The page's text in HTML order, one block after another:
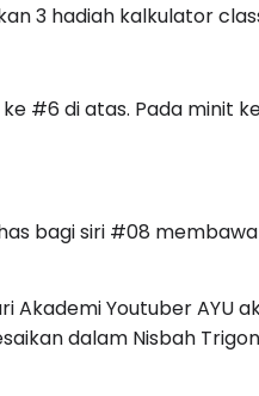
3 hadiah kalkulator
#6 di atas. Pada minit
bagi siri #08 membawa
Akademi Youtuber AYU
dalam Nisbah